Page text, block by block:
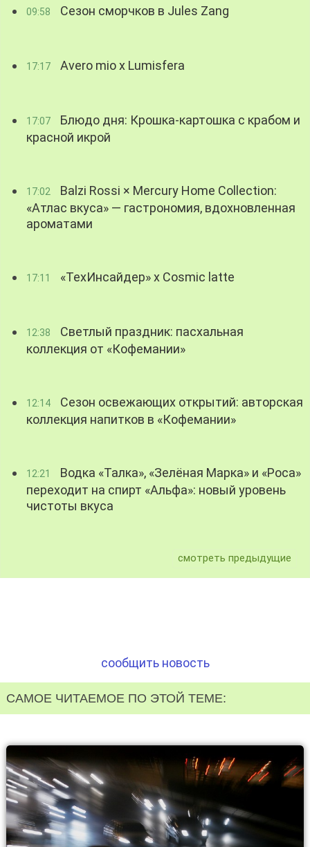
09:58 Сезон сморчков в Jules Zang
17:17 Avero mio x Lumisfera
17:07
Блюдо дня: Крошка-картошка с крабом и
красной икрой
17:02
Balzi Rossi × Mercury Home Collection:
«Атлас вкуса» — гастрономия, вдохновленная
ароматами
17:11 «ТехИнсайдер» х Cosmic latte
12:38
Светлый праздник: пасхальная
коллекция от «Кофемании»
12:14
Сезон освежающих открытий: авторская
коллекция напитков в «Кофемании»
12:21
Водка «Талка», «Зелёная Марка» и «Роса»
переходит на спирт «Альфа»: новый уровень
чистоты вкуса
смотреть предыдущие
сообщить новость
САМОЕ ЧИТАЕМОЕ ПО ЭТОЙ ТЕМЕ: